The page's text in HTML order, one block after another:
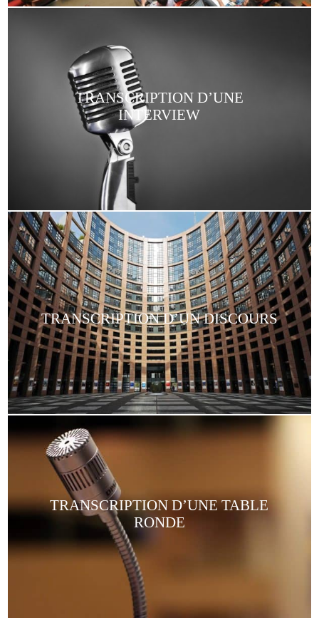
TRANSCRIPTION D’UNE
INTERVIEW
TRANSCRIPTION D’UN DISCOURS
TRANSCRIPTION D’UNE TABLE
RONDE